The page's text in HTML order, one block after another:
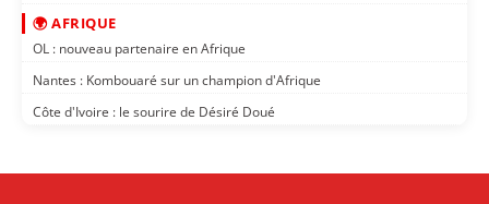
🌍 AFRIQUE
OL : nouveau partenaire en Afrique
Nantes : Kombouaré sur un champion d'Afrique
Côte d'Ivoire : le sourire de Désiré Doué